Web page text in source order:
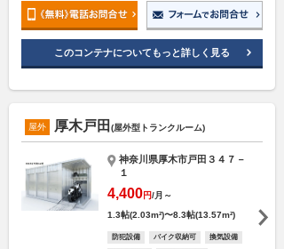
このコンテナについてもっと詳しく見る
屋外 厚木戸田 (屋外型トランクルーム)
神奈川県厚木市戸田３４７－
１
4,400円/月～
1.3帖(2.03m²)〜8.3帖(13.57m²)
防犯設備 バイク収納可 換気設備